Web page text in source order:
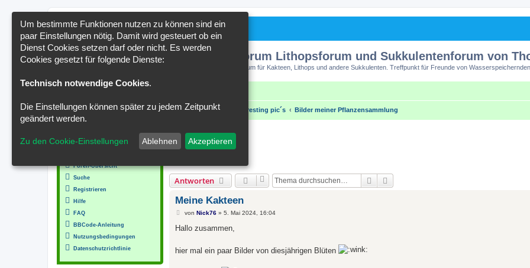
Kakteenforum Lithopsforum und Sukkulentenforum von
Forum für Kakteen, Lithops und andere Sukkulenten. Treffpunkt für Freunde von
Portal Foren-Übersicht interessante Bilder / interesting pic´s Bilder meiner Pflanzensammlung
Meine Kakteen
Antworten Suche
Meine Kakteen
B
i
g
von Nick76» 5. Mai 2024, 16:04
Hallo zusammen,
hier mal ein paar Bilder von diesjährigen Blüten
Foren-Übersicht
Suche
Registrieren
Hilfe
FAQ
BBCode-Anleitung
Nutzungsbedingungen
Datenschutzrichtlinie
Um bestimmte Funktionen nutzen zu können sind ein
paar Einstellungen nötig. Damit wird gesteuert ob ein
Dienst Cookies setzen darf oder nicht. Es werden
Cookies gesetzt für folgende Dienste:
Technisch notwendige Cookies.
Die Einstellungen können später zu jedem Zeitpunkt
geändert werden.
Zu den Cookie-Einstellungen Ablehnen Akzeptieren